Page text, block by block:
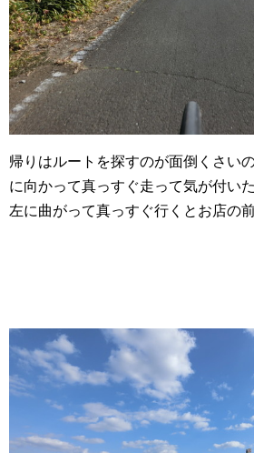
帰りはルートを探すのが面倒くさい
に向かって真っすぐ走って気が付い
左に曲がって真っすぐ行くとお店の